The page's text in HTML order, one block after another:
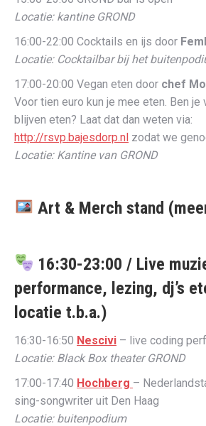
Locatie: kantine GROND
16:00-22:00 Cocktails en ijs door
Locatie: Cocktailbar bij het
17:00-20:00 Vegan eten door chef
Voor tien euro kun je mee eten. Ben je
blijven eten? Laat dat dan weten via:
http://rsvp.bajesdorp.nl zodat we
Locatie: Kantine van GROND
Art & Merch stand
16:30-23:00 / Live
performance, lezing, dj’s
locatie t.b.a.)
​16:30-16:50 Nescivi – live coding
Locatie: Black Box theater GROND
17:00-17:40 Hochberg –
sing-songwriter uit Den Haag
Locatie: buitenpodium